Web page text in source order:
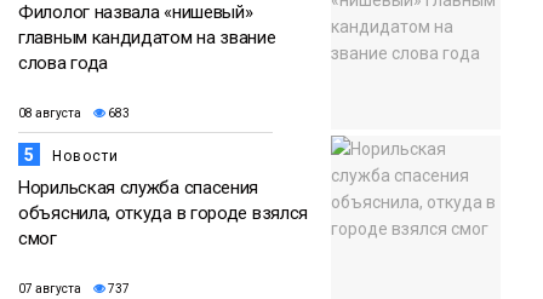
Филолог назвала «нишевый»
главным кандидатом на звание
слова года
08 августа 683
5 Новости
Норильская служба спасения
объяснила, откуда в городе взялся
смог
07 августа 737